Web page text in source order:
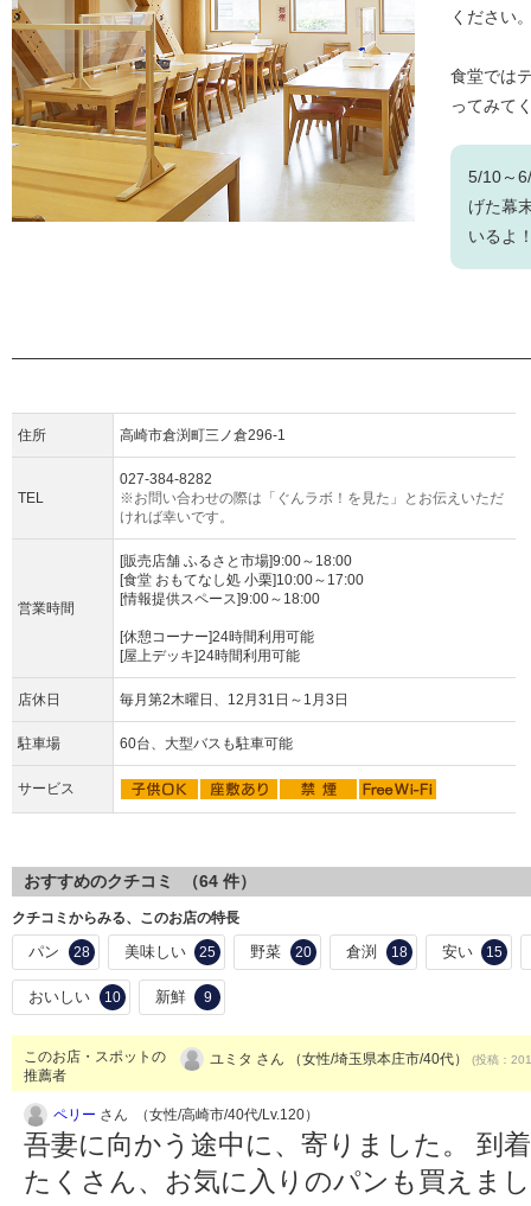
ください
食堂では
ってみて
5/10～
げた幕
いるよ
住所 高崎市倉渕町三ノ倉296-1
TEL
027-384-8282
※お問い合わせの際は「ぐんラボ！を見た」とお伝えいただ
ければ幸いです。
営業時間
[販売店舗 ふるさと市場]9:00～18:00
[食堂 おもてなし処 小栗]10:00～17:00
[情報提供スペース]9:00～18:00
[休憩コーナー]24時間利用可能
[屋上デッキ]24時間利用可能
店休日 毎月第2木曜日、12月31日～1月3日
駐車場 60台、大型バスも駐車可能
サービス
おすすめのクチコミ （64 件）
クチコミからみる、このお店の特長
パン 28 美味しい 25 野菜 20 倉渕 18 安い 15
おいしい 10 新鮮 9
このお店・スポットの
推薦者
ユミタ さん （女性/埼玉県本庄市/40代） (投稿：
ペリー さん （女性/高崎市/40代/Lv.120）
吾妻に向かう途中に、寄りました。 到
たくさん、お気に入りのパンも買えま